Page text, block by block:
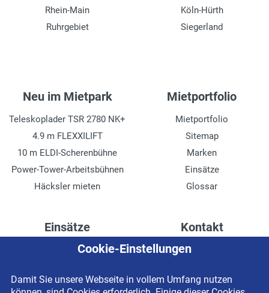
Rhein-Main
Ruhrgebiet
Köln-Hürth
Siegerland
Neu im Mietpark
Teleskoplader TSR 2780 NK+
4.9 m FLEXXILIFT
10 m ELDI-Scherenbühne
Power-Tower-Arbeitsbühnen
Häcksler mieten
Mietportfolio
Mietportfolio
Sitemap
Marken
Einsätze
Glossar
Einsätze
Höhenzugang für
Drainage verlegen
Kontakt
Kontaktformular
Impressum
Cookie-Einstellungen
Damit Sie unsere Webseite in vollem Umfang nutzen